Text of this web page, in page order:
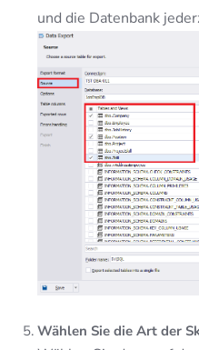
und die Datenbank
Wählen Sie die Art der